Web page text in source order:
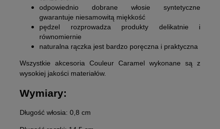
odpowiednio dobrane włosie syntetyczne
gwarantuje niesamowitą miękkość
pędzel rozprowadza produkty delikatnie i
równomiernie
naturalna rączka jest bardzo poręczna i praktyczna
Wszystkie akcesoria Couleur Caramel wykonane są z
wysokiej jakości materiałów.
Wymiary:
Długość włosia: 0,8 cm